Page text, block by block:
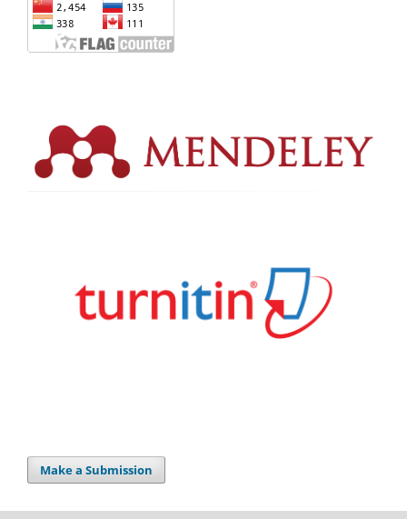
Make a Submission